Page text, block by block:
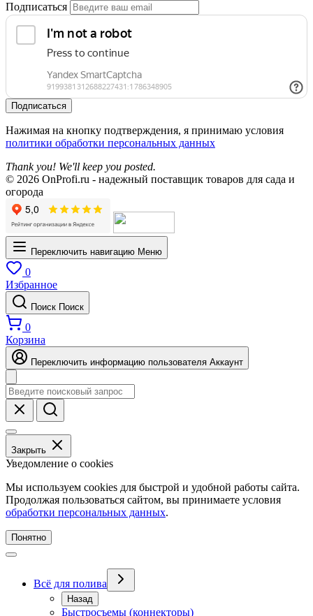
Подписаться
Подписаться
Нажимая на кнопку подтверждения, я принимаю условия
политики обработки персональных данных
Thank you! We'll keep you posted.
© 2026 OnProfi.ru - надежный поставщик товаров для сада и
огорода
Переключить навигацию Меню
0
Избранное
Поиск Поиск
0
Корзина
Переключить информацию пользователя Аккаунт
Закрыть
Уведомление о cookies
Мы используем cookies для быстрой и удобной работы сайта.
Продолжая пользоваться сайтом, вы принимаете условия
обработки персональных данных.
Понятно
Всё для полива
Назад
Быстросъемы (коннекторы)